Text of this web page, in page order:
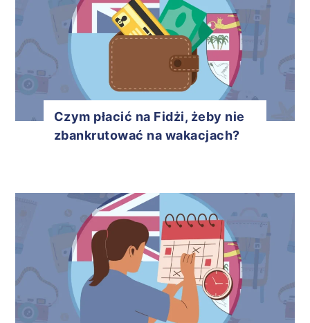
Czym płacić na Fidżi, żeby nie
zbankrutować na wakacjach?